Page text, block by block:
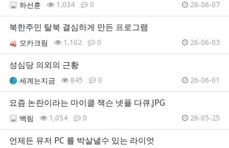
하선훈 1,034 0 26-06-07
북한주민 탈북 결심하게 만든 프로그램
모카크림 1,102 0 26-06-03
성심당 의외의 근황
세계는지금 845 0 26-06-01
요즘 논란이라는 마이클 잭슨 넷플 다큐.JPG
백림 1,054 0 26-05-25
언제든 유저 PC 를 박살낼수 있는 라이엇